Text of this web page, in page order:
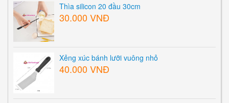
Thìa silicon 20 đầu 30cm
30.000 VNĐ
Xẻng xúc bánh lưỡi vuông nhỏ
40.000 VNĐ